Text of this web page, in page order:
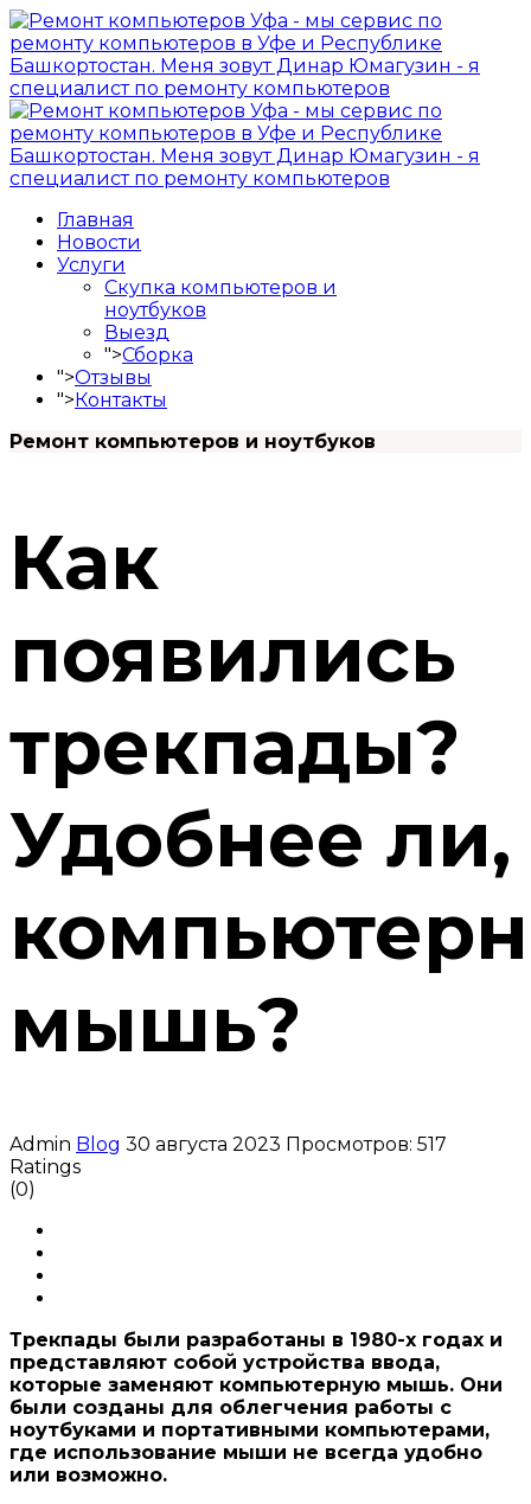
Главная
Новости
Услуги
Скупка компьютеров и
ноутбуков
Выезд
">Сборка
">Отзывы
">Контакты
Ремонт компьютеров и ноутбуков
Как
появились
трекпады?
Удобнее ли,
мышь?
Admin Blog 30 августа 2023 Просмотров: 517
Ratings
(0)
Трекпады были разработаны в 1980-х годах и
представляют собой устройства ввода,
которые заменяют компьютерную мышь. Они
были созданы для облегчения работы с
ноутбуками и портативными компьютерами,
где использование мыши не всегда удобно
или возможно.